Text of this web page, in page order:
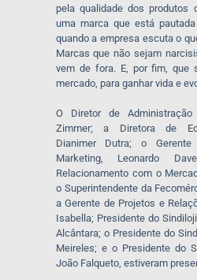
pela qualidade dos produtos
uma marca que está
quando a empresa escuta o
Marcas que não sejam
vem de fora. E, por fim, que
mercado, para ganhar vida e
O Diretor de
Zimmer; a Diretora de
Dianimer Dutra; o
Marketing, Leonardo
Relacionamento com o
o Superintendente da
a Gerente de Projetos e
Isabella; Presidente do
Alcântara; o Presidente do
Meireles; e o Presidente do
João Falqueto, estiveram